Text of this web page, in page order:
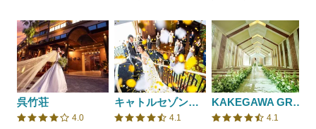
呉竹荘
口コミ評価
4.0
キャトルセゾン浜松 Les Quatre Saisons Hamamatsu
口コミ評価
4.1
KAKEGAWA GRAND HOTEL
口コミ評価
4.1